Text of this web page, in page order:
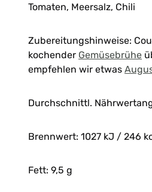
Tomaten, Meersalz, Chili
Zubereitungshinweise:
kochender Gemüsebrühe
empfehlen wir etwas
Durchschnittl.
Brennwert: 1027 kJ / 246
Fett: 9,5 g